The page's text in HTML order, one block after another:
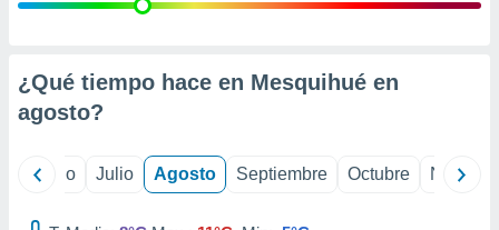
e
mediante
publicidad
¿Qué tiempo hace en Mesquihué en
agosto?
Junio Julio Agosto Septiembre Octubre